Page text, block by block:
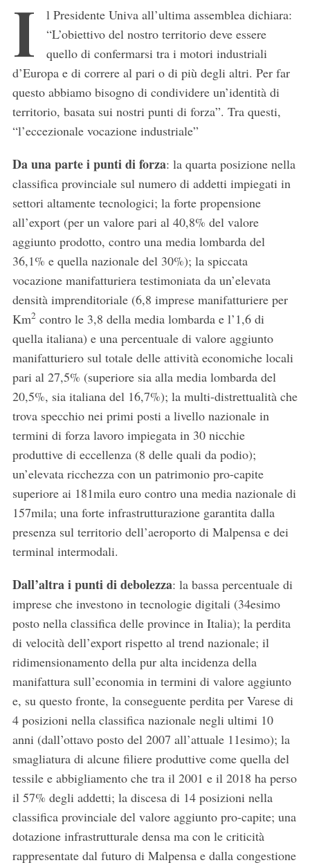
I
l Presidente Univa all’ultima assemblea dichiara:
“L’obiettivo del nostro territorio deve essere
quello di confermarsi tra i motori industriali
d’Europa e di correre al pari o di più degli altri. Per far
questo abbiamo bisogno di condividere un’identità di
territorio, basata sui nostri punti di forza”. Tra questi,
“l’eccezionale vocazione industriale”
Da una parte i punti di forza: la quarta posizione nella
classifica provinciale sul numero di addetti impiegati in
settori altamente tecnologici; la forte propensione
all’export (per un valore pari al 40,8% del valore
aggiunto prodotto, contro una media lombarda del
36,1% e quella nazionale del 30%); la spiccata
vocazione manifatturiera testimoniata da un’elevata
densità imprenditoriale (6,8 imprese manifatturiere per
Km2contro le 3,8 della media lombarda e l’1,6 di
quella italiana) e una percentuale di valore aggiunto
manifatturiero sul totale delle attività economiche locali
pari al 27,5% (superiore sia alla media lombarda del
20,5%, sia italiana del 16,7%); la multi-distrettualità che
trova specchio nei primi posti a livello nazionale in
termini di forza lavoro impiegata in 30 nicchie
produttive di eccellenza (8 delle quali da podio);
un’elevata ricchezza con un patrimonio pro-capite
superiore ai 181mila euro contro una media nazionale di
157mila; una forte infrastrutturazione garantita dalla
presenza sul territorio dell’aeroporto di Malpensa e dei
terminal intermodali.
Dall’altra i punti di debolezza: la bassa percentuale di
imprese che investono in tecnologie digitali (34esimo
posto nella classifica delle province in Italia); la perdita
di velocità dell’export rispetto al trend nazionale; il
ridimensionamento della pur alta incidenza della
manifattura sull’economia in termini di valore aggiunto
e, su questo fronte, la conseguente perdita per Varese di
4 posizioni nella classifica nazionale negli ultimi 10
anni (dall’ottavo posto del 2007 all’attuale 11esimo); la
smagliatura di alcune filiere produttive come quella del
tessile e abbigliamento che tra il 2001 e il 2018 ha perso
il 57% degli addetti; la discesa di 14 posizioni nella
classifica provinciale del valore aggiunto pro-capite; una
dotazione infrastrutturale densa ma con le criticità
rappresentate dal futuro di Malpensa e dalla congestione